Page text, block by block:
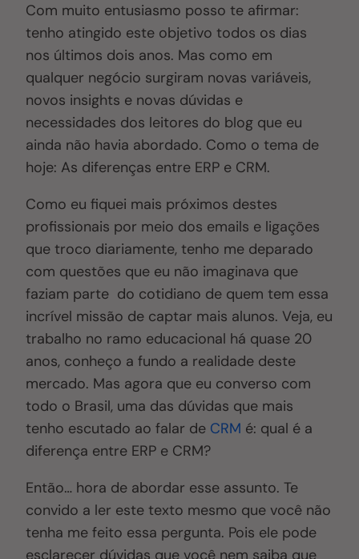
Com muito entusiasmo posso te afirmar:
tenho atingido este objetivo todos os dias
nos últimos dois anos. Mas como em
qualquer negócio surgiram novas variáveis,
novos insights e novas dúvidas e
necessidades dos leitores do blog que eu
ainda não havia abordado. Como o tema de
hoje: As diferenças entre ERP e CRM.
Como eu fiquei mais próximos destes
profissionais por meio dos emails e ligações
que troco diariamente, tenho me deparado
com questões que eu não imaginava que
faziam parte do cotidiano de quem tem essa
incrível missão de captar mais alunos. Veja, eu
trabalho no ramo educacional há quase 20
anos, conheço a fundo a realidade deste
mercado. Mas agora que eu converso com
todo o Brasil, uma das dúvidas que mais
tenho escutado ao falar de CRM é: qual é a
diferença entre ERP e CRM?
Então… hora de abordar esse assunto. Te
convido a ler este texto mesmo que você não
tenha me feito essa pergunta. Pois ele pode